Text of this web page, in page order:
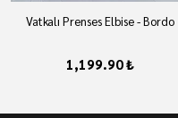
Vatkalı Prenses Elbise - Bordo
1,199.90 ₺